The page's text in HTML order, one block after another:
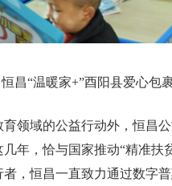
昌“温暖家+”酉阳县爱心包
领域的公益行动外，恒昌
年，恰与国家推动“精准扶
，恒昌一直致力通过数字